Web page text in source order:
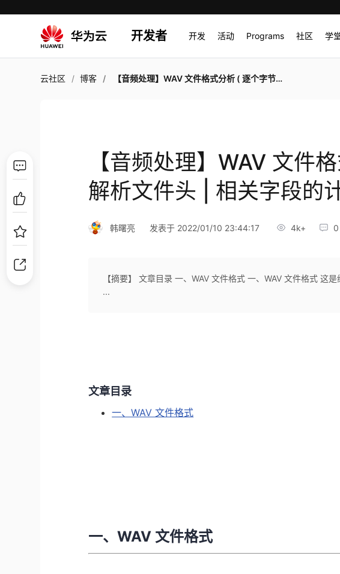
开发者 开发 活动 Programs 社区 学
云社区 博客 【音频处理】WAV 文件格式分析 ( 逐个字节解析文件头 | 相关字段的计算公式 )
【音频处理】WAV 文件
解析文件头 | 相关字段的
韩曙亮 发表于 2022/01/10 23:44:17 4k+ 0
【摘要】 文章目录 一、WAV 文件格式 一、WAV 文件格式 这
...
文章目录
一、WAV 文件格式
一、WAV 文件格式